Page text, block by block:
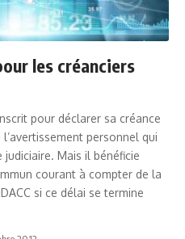
les créanciers
pour déclarer sa créance
personnel qui
Mais il bénéficie
courant à compter de la
si ce délai se termine